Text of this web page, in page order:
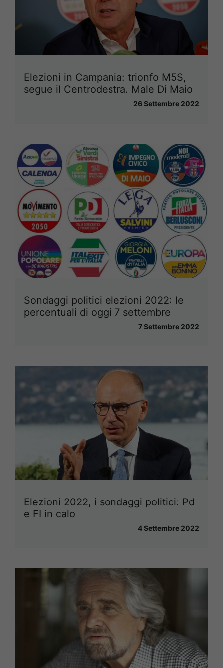
Elezioni in Campania: trionfo M5S,
segue il Centrodestra. Male Di Maio
26 Settembre 2022
Sondaggi politici elezioni 2022: le
percentuali di oggi 7 settembre
7 Settembre 2022
Elezioni 2022, i sondaggi politici: Pd
e FI in calo
4 Settembre 2022